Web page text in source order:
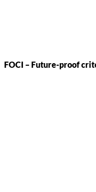
FOCI – Future-proof